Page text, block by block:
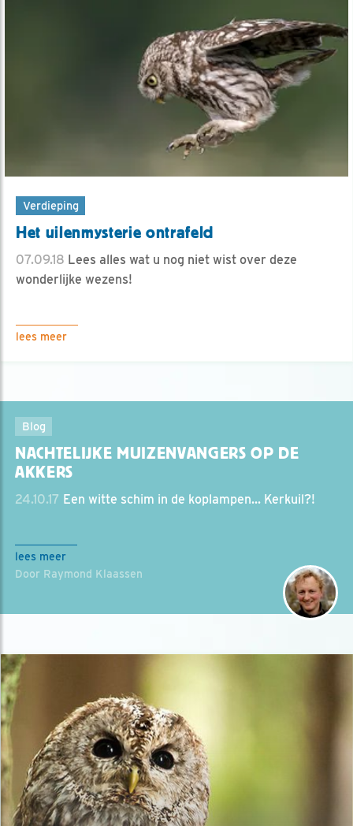
Verdieping
Het uilenmysterie ontrafeld
07.09.18 Lees alles wat u nog niet wist over deze
wonderlijke wezens!
lees meer
Blog
NACHTELIJKE MUIZENVANGERS OP DE
AKKERS
24.10.17 Een witte schim in de koplampen... Kerkuil?!
lees meer
Door Raymond Klaassen